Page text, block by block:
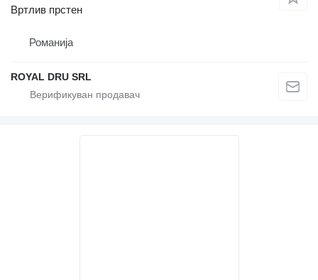
Вртлив прстен
Романија
ROYAL DRU SRL